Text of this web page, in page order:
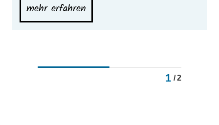
mehr erfahren
1 /2